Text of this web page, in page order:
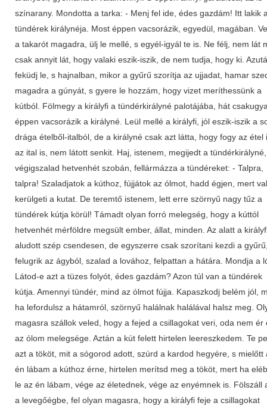
színarany. Mondotta a tarka: - Menj fel ide, édes gazdám! Itt lakik
tündérek királynéja. Most éppen vacsorázik, egyedül, magában.
a takarót magadra, ülj le mellé, s egyél-igyál te is. Ne félj, nem lát
csak annyit lát, hogy valaki eszik-iszik, de nem tudja, hogy ki.
feküdj le, s hajnalban, mikor a gyűrű szorítja az ujjadat, hamar
magadra a gúnyát, s gyere le hozzám, hogy vizet meríthessünk a
kútból. Fölmegy a királyfi a tündérkirályné palotájába, hát
éppen vacsorázik a királyné. Leül mellé a királyfi, jól eszik-iszik a
drága ételből-italból, de a királyné csak azt látta, hogy fogy az étel
az ital is, nem látott senkit. Haj, istenem, megijedt a tündérkirályné,
végigszalad hetvenhét szobán, fellármázza a tündéreket: - Talpra,
talpra! Szaladjatok a kúthoz, fújjátok az ólmot, hadd égjen, mert
kerülgeti a kutat. De teremtő istenem, lett erre szörnyű nagy tűz a
tündérek kútja körül! Támadt olyan forró melegség, hogy a kúttól
hetvenhét mérföldre megsült ember, állat, minden. Az alatt a
aludott szép csendesen, de egyszerre csak szorítani kezdi a
felugrik az ágyból, szalad a lovához, felpattan a hátára. Mondja a
Látod-e azt a tüzes folyót, édes gazdám? Azon túl van a tündérek
kútja. Amennyi tündér, mind az ólmot fújja. Kapaszkodj belém jól,
ha lefordulsz a hátamról, szörnyű halálnak halálával halsz meg.
magasra szállok veled, hogy a fejed a csillagokat veri, oda nem ér
az ólom melegsége. Aztán a kút felett hirtelen leereszkedem. Te
azt a tököt, mit a sógorod adott, szúrd a kardod hegyére, s mielőtt
én lábam a kúthoz érne, hirtelen merítsd meg a tököt, mert ha
le az én lábam, vége az életednek, vége az enyémnek is. Fölszáll
a levegőégbe, fel olyan magasra, hogy a királyfi feje a csillagokat